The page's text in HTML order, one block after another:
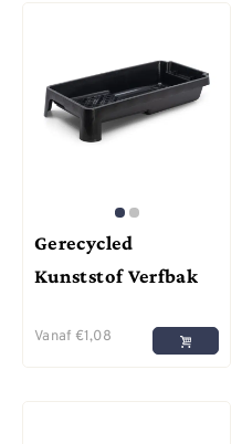
Gerecycled
Kunststof Verfbak
Vanaf €1,08